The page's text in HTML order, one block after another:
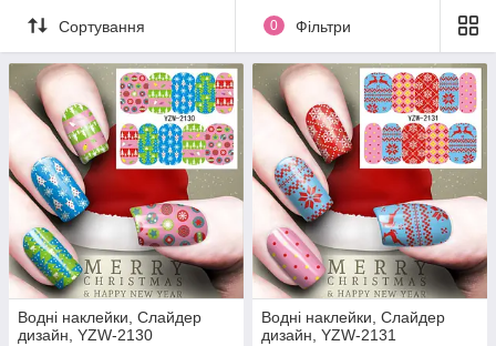
Сортування 0 Фільтри
Водні наклейки, Слайдер
дизайн, YZW-2130
Водні наклейки, Слайдер
дизайн, YZW-2131